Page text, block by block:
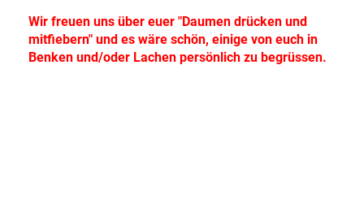
Wir freuen uns über euer "Daumen drücken und
mitfiebern" und es wäre schön, einige von euch in
Benken und/oder Lachen persönlich zu begrüssen.